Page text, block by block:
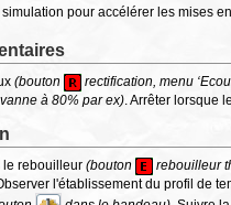
pour accélérer les mises
(bouton rectification, menu
à 80% par ex) . Arrêter lorsque
le rebouilleur(bouton rebouilleur
l'établissement du profil de